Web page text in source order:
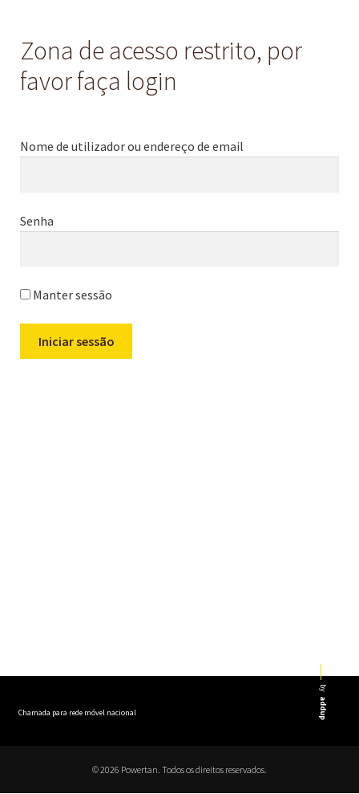
Zona de acesso restrito, por
favor faça login
Nome de utilizador ou endereço de email
Senha
Manter sessão
Chamada para rede móvel nacional
by
addup
© 2026 Powertan. Todos os direitos reservados.